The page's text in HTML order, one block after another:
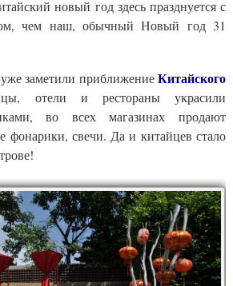
новый год здесь празднуется с
чем наш, обычный Новый год 31
заметили приближениеКитайского
отели и рестораны украсили
во всех магазинах продают
фонарики, свечи. Да и китайцев стало